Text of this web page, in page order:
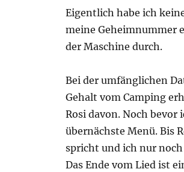
Eigentlich habe ich
meine Geheimnummer
der Maschine durch.
Bei der umfänglichen
Gehalt vom Camping
Rosi davon. Noch bevor
übernächste Menü. Bis
spricht und ich nur
Das Ende vom Lied ist